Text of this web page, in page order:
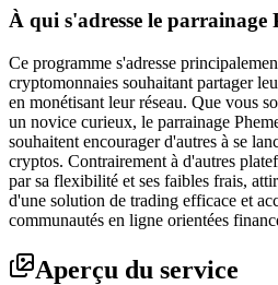
À qui s'adresse le parrainage
Ce programme s'adresse
cryptomonnaies souhaitant partager
en monétisant leur réseau. Que vous
un novice curieux, le parrainage
souhaitent encourager d'autres à se
cryptos. Contrairement à d'autres
par sa flexibilité et ses faibles frais,
d'une solution de trading efficace et
communautés en ligne orientées
Aperçu du service